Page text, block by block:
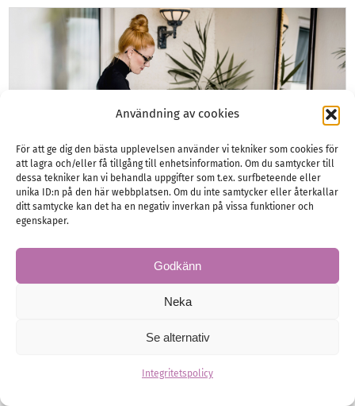
Användning av cookies
För att ge dig den bästa upplevelsen använder vi tekniker som cookies för
att lagra och/eller få tillgång till enhetsinformation. Om du samtycker till
dessa tekniker kan vi behandla uppgifter som t.ex. surfbeteende eller
unika ID:n på den här webbplatsen. Om du inte samtycker eller återkallar
ditt samtycke kan det ha en negativ inverkan på vissa funktioner och
egenskaper.
Godkänn
Neka
Se alternativ
Integritetspolicy
Grundkurs i bröllopsfrisyrer –
allt du behöver veta
vid en konsultation och uppsättning? Vi…